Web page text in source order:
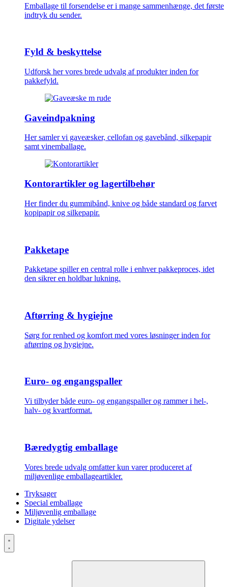
Emballage til forsendelse er i mange sammenhænge, det første
indtryk du sender.
Fyld & beskyttelse
Udforsk her vores brede udvalg af produkter inden for
pakkefyld.
Gaveindpakning
Her samler vi gaveæsker, cellofan og gavebånd, silkepapir
samt vinemballage.
Kontorartikler og lagertilbehør
Her finder du gummibånd, knive og både standard og farvet
kopipapir og silkepapir.
Pakketape
Pakketape spiller en central rolle i enhver pakkeproces, idet
den sikrer en holdbar lukning.
Aftørring & hygiejne
Sørg for renhed og komfort med vores løsninger inden for
aftørring og hygiejne.
Euro- og engangspaller
Vi tilbyder både euro- og engangspaller og rammer i hel-,
halv- og kvartformat.
Bæredygtig emballage
Vores brede udvalg omfatter kun varer produceret af
miljøvenlige emballageartikler.
Tryksager
Special emballage
Miljøvenlig emballage
Digitale ydelser